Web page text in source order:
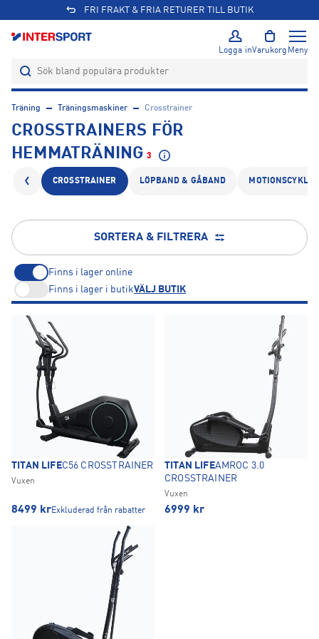
FRI FRAKT & FRIA RETURER TILL BUTIK
Logga inVarukorg Meny
Träning Träningsmaskiner Crosstrainer
CROSSTRAINERS FÖR
HEMMATRÄNING 3
CROSSTRAINER LÖPBAND & GÅBAND MOTIONSCYKLAR
SORTERA & FILTRERA
Finns i lager online
Finns i lager i butikVÄLJ BUTIK
TITAN LIFEC56 CROSSTRAINER
Vuxen
8499 krExkluderad från rabatter
TITAN LIFEAMROC 3.0
CROSSTRAINER
Vuxen
6999 kr